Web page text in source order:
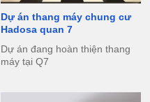
Dự án thang máy chung cư
Hadosa quan 7
Dự án đang hoàn thiện thang
máy tại Q7